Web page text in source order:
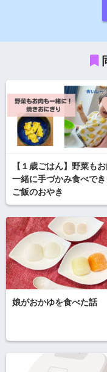
【１歳ごはん】野菜も
一緒に手づかみ食べでき
ご飯のおやき
娘がおかゆを食べた話